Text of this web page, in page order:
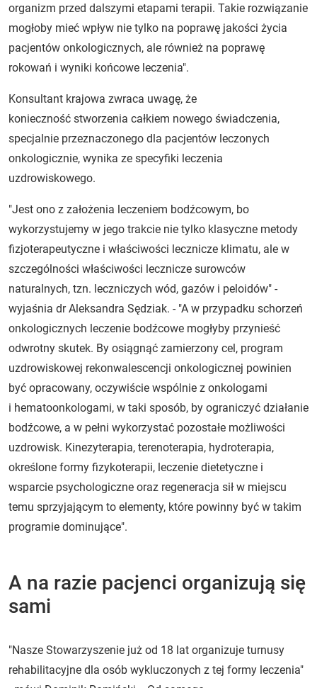
organizm przed dalszymi etapami terapii. Takie rozwiązanie
mogłoby mieć wpływ nie tylko na poprawę jakości życia
pacjentów onkologicznych, ale również na poprawę
rokowań i wyniki końcowe leczenia".
Konsultant krajowa zwraca uwagę, że
konieczność stworzenia całkiem nowego świadczenia,
specjalnie przeznaczonego dla pacjentów leczonych
onkologicznie, wynika ze specyfiki leczenia
uzdrowiskowego.
"Jest ono z założenia leczeniem bodźcowym, bo
wykorzystujemy w jego trakcie nie tylko klasyczne metody
fizjoterapeutyczne i właściwości lecznicze klimatu, ale w
szczególności właściwości lecznicze surowców
naturalnych, tzn. leczniczych wód, gazów i peloidów" -
wyjaśnia dr Aleksandra Sędziak. - "A w przypadku schorzeń
onkologicznych leczenie bodźcowe mogłyby przynieść
odwrotny skutek. By osiągnąć zamierzony cel, program
uzdrowiskowej rekonwalescencji onkologicznej powinien
być opracowany, oczywiście wspólnie z onkologami
i hematoonkologami, w taki sposób, by ograniczyć działanie
bodźcowe, a w pełni wykorzystać pozostałe możliwości
uzdrowisk. Kinezyterapia, terenoterapia, hydroterapia,
określone formy fizykoterapii, leczenie dietetyczne i
wsparcie psychologiczne oraz regeneracja sił w miejscu
temu sprzyjającym to elementy, które powinny być w takim
programie dominujące".
A na razie pacjenci organizują się
sami
"Nasze Stowarzyszenie już od 18 lat organizuje turnusy
rehabilitacyjne dla osób wykluczonych z tej formy leczenia"